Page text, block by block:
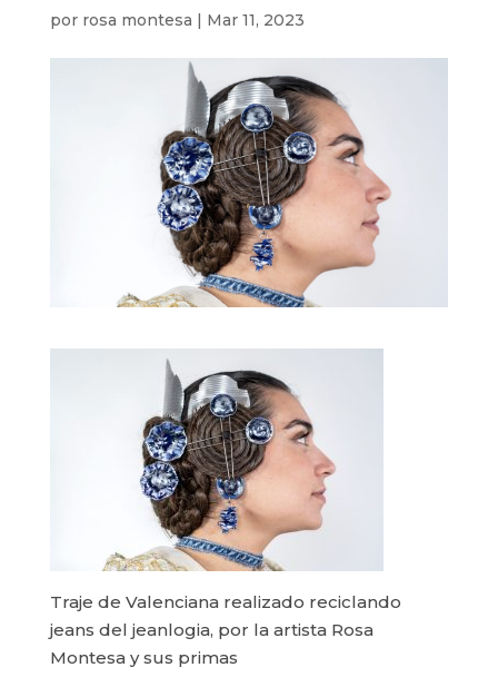
por rosa montesa | Mar 11, 2023
Traje de Valenciana realizado reciclando
jeans del jeanlogia, por la artista Rosa
Montesa y sus primas